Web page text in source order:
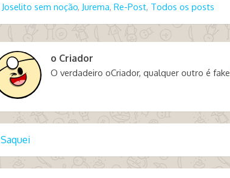
Joselito sem noção, Jurema, Re-Post, Todos os posts
o Criador
O verdadeiro oCriador, qualquer outro é fake
Saquei